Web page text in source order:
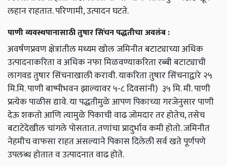
लहान राहतात. परिणामी, उत्पादन घटते.
पाणी व्यवस्थपानासाठी तुषार सिंचन पद्धतीचा अवलंब :
अवर्षणप्रवण क्षेत्रांतील मध्यम खोल जमिनीत बटाट्याच्या अधिक
उत्पादनाकरिता व अधिक नफा मिळवण्याकरिता रब्बी बटाट्याची
लागवड तुषार सिंचनाखाली करावी. याकरिता तुषार सिंचनाद्वारे २५
मि.मि. पाणी बाष्पीभवन झाल्यावर ५-८ दिवसांनी) ३५ मि. मी. पाणी
प्रत्येक पाळीस द्यावे. या पद्धतीमुळे आपण पिकाच्या गरजेनुसार पाणी
देऊ शकतो आणि त्यामुळे पिकाची वाढ जोमदार तर होतेच, तसेच
बटाटेदेखील चांगले पोसतात. तणांचा प्रादुर्भाव कमी होतो. जमिनीत
नेहमीच वाफसा राहत असल्याने पिकास दिलेली सर्व खते पूर्णपणे
उपलब्ध होतात व उत्पादनात वाढ होते.